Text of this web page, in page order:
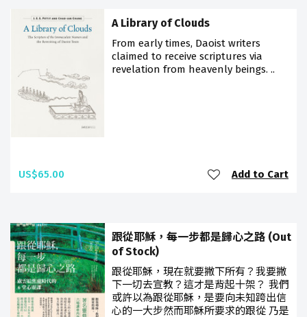
A Library of Clouds
From early times, Daoist writers
claimed to receive scriptures via
revelation from heavenly beings. ..
US$65.00 Add to Cart
跟從耶穌，每一步都是歸心之路 (Out
of Stock)
跟從耶穌，現在就要撇下所有？我要撇
下一切去宣教？這才是背起十架？ 我們
或許以為跟從耶穌，是要向未知跨出信
心的一大步然而耶穌所要求的跟從 乃是